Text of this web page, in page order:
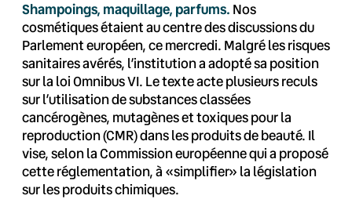
Shampoings, maquillage, parfums. Nos
cosmétiques étaient au centre des discussions du
Parlement européen, ce mercredi. Malgré les risques
sanitaires avérés, l’institution a adopté sa position
sur la loi Omnibus VI. Le texte acte plusieurs reculs
sur l’utilisation de substances classées
cancérogènes, mutagènes et toxiques pour la
reproduction (CMR) dans les produits de beauté. Il
vise, selon la Commission européenne qui a proposé
cette réglementation, à «simplifier» la législation
sur les produits chimiques.